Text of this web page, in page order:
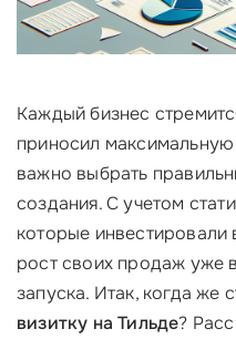
Каждый бизнес
приносил максимальную
важно выбрать
создания. С учетом
которые инвестировали
рост своих продаж уже
запуска. Итак, когда же
визитку на Тильде?